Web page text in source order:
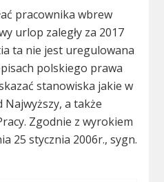
pracownika wbrew
urlop zaległy za 2017
ta nie jest uregulowana
polskiego prawa
stanowiska jakie w
Najwyższy, a także
Zgodnie z wyrokiem
25 stycznia 2006r., sygn.